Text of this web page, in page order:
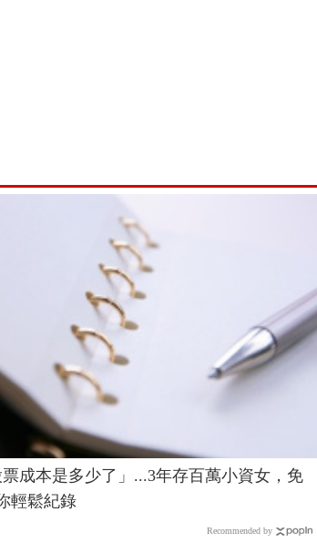
票成本是多少了」...3年存百萬小資女，免
輕鬆紀錄
Recommended by